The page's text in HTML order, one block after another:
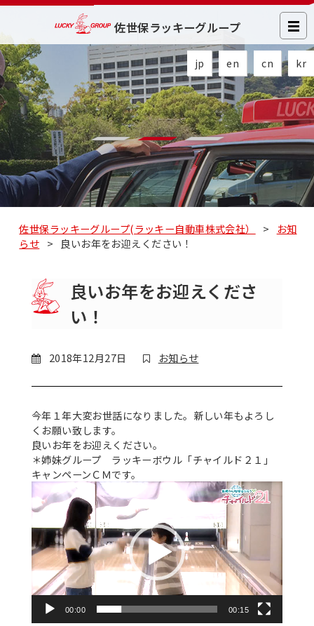
jp en cn kr
佐世保ラッキーグループ
佐世保ラッキーグループ(ラッキー自動車株式会社） >
お知
らせ > 良いお年をお迎えください！
良いお年をお迎えくださ
い！
2018年12月27日 お知らせ
今年１年大変お世話になりました。新しい年もよろし
くお願い致します。
良いお年をお迎えください。
＊姉妹グループ ラッキーボウル「チャイルド２１」
キャンペーンＣＭです。
画
レ
ー
ヤ
00:00 00:15